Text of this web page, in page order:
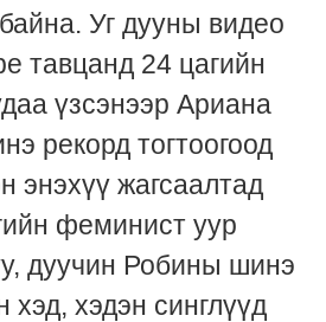
Уг дууны видео
тавцанд 24 цагийн
үзсэнээр Ариана
рекорд тогтоогоод
энэхүү жагсаалтад
феминист уур
дуучин Робины шинэ
хэд, хэдэн синглүүд